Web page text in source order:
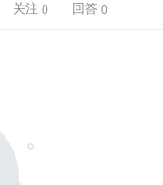
关注 回答